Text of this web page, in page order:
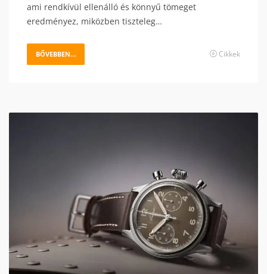
ami rendkívül ellenálló és könnyű tömeget
eredményez, miközben tiszteleg…
BŐVEBBEN... Cikkek